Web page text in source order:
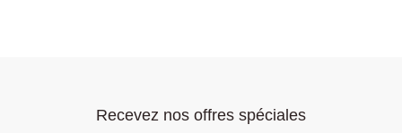
Recevez nos offres spéciales